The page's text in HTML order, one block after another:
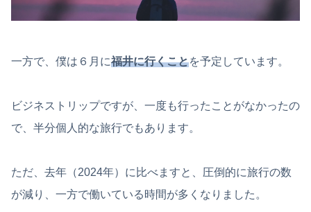
一方で、僕は６月に福井に行くことを予定しています。
ビジネストリップですが、一度も行ったことがなかったの
で、半分個人的な旅行でもあります。
ただ、去年（2024年）に比べますと、圧倒的に旅行の数
が減り、一方で働いている時間が多くなりました。